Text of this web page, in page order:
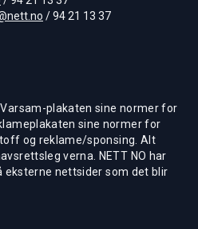
/ 94 21 13 37
plakaten sine normer for
sine normer for
og reklame/sponsing. Alt
verna. NETT NO har
eksterne nettsider som det blir